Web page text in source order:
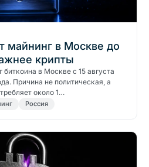
майнинг в Москве до
крипты
в Москве с 15 августа
Причина не политическая, а
около 1…
Россия